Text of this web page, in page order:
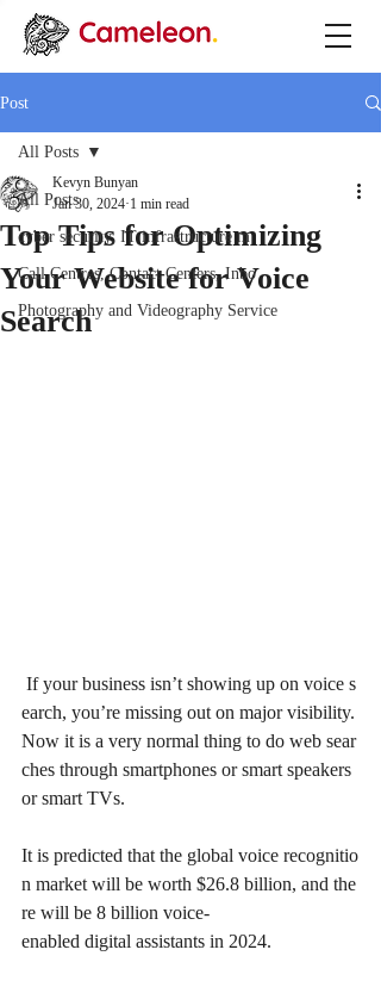
Post
All Posts
cyber security, IT infrastructure m
Call Centres, Contact Centers, Inbo
Photography and Videography Service
All Posts
Top Tips for Optimizing
Your Website for Voice
Search
Kevyn Bunyan
Jan 30, 2024 1 min read
If your business isn’t showing up on voice s
earch, you’re missing out on major visibility.
Now it is a very normal thing to do web sear
ches through smartphones or smart speakers
or smart TVs.
It is predicted that the global voice recognitio
n market will be worth $26.8 billion, and the
re will be 8 billion voice-
enabled digital assistants in 2024.